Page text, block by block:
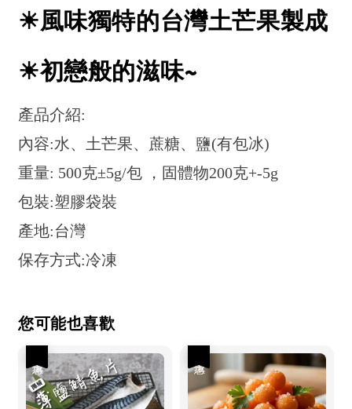
☀風味獨特的台灣土芒果製成
☀初戀般的滋味~
產品介紹:
內容:水、土芒果、蔗糖、鹽(有包冰)
重量: 500克±5g/包 ，固體物200克+-5g
包裝:塑膠袋裝
產地:台灣
保存方式:冷凍
您可能也喜歡